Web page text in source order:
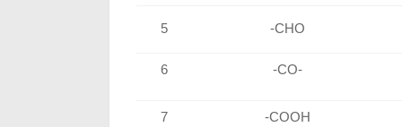
5 -CHO
6 -CO-
7 -COOH